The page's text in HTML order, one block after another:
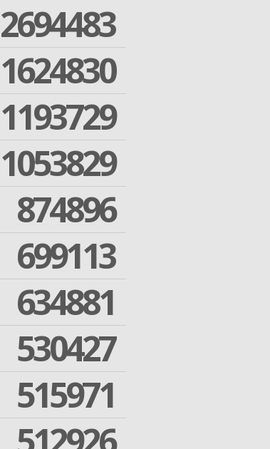
2694483
1624830
1193729
1053829
874896
699113
634881
530427
515971